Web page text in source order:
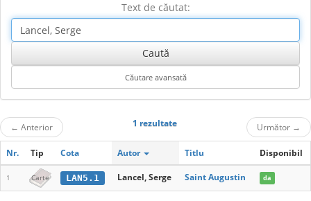
Text de căutat:
← Anterior 1 rezultate Următor →
Nr. Tip Cota Autor Titlu Disponibil
1 Carte LAN5.1 Lancel, Serge Saint Augustin da